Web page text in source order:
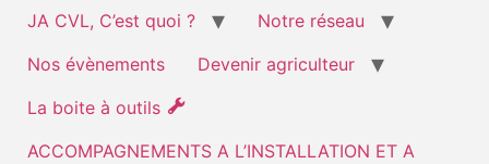
JA CVL, C’est quoi ?
Notre réseau
Nos évènements
Devenir agriculteur
La boite à outils
ACCOMPAGNEMENTS A L’INSTALLATION ET A